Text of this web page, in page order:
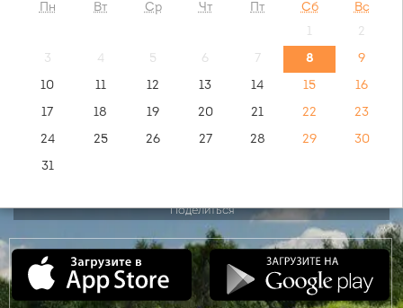
Москва - Нефтекамск
видео инструкция:
Поделиться
Пн Вт Ср Чт Пт Сб
Вс
1
2
3
4 5 6 7 8
9
10
11 12 13 14 15
16
17
18 19 20 21 22
23
24
25 26 27 28 29
30
31
Сентябрь
Пн Вт Ср Пт Сб
Вс